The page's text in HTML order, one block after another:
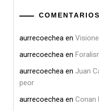
aurrecoechea en
aurrecoechea en
aurrecoechea en Juan
peor
aurrecoechea en Conan